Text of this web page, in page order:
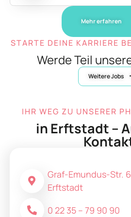
Mehr erfahren
STARTE DEINE KARRIERE
Werde Teil
Weitere Jobs
IHR WEG ZU UNSERER
inErftstadt –
Graf-Emundus-Str.
Erftstadt
0 22 35 – 79 90 90